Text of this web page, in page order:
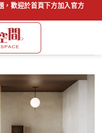
，歡迎於首頁下方加入官方